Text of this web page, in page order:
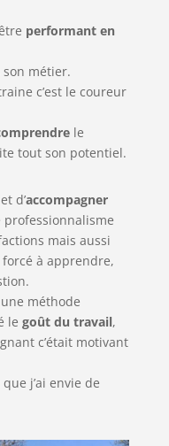
performant en
métier.
c’est le coureur
le
tout son potentiel.
d’accompagner
professionnalisme
mais aussi
forcé à apprendre,
méthode
le goût du travail,
c’était motivant
j’ai envie de